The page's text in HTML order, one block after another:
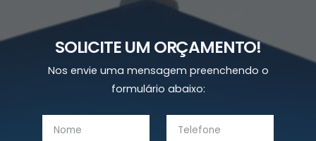
SOLICITE UM ORÇAMENTO!
Nos envie uma mensagem preenchendo o
formulário abaixo: